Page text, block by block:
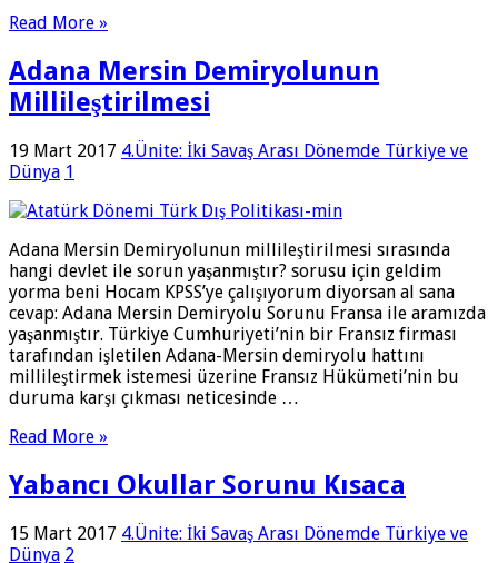
Read More »
Adana Mersin Demiryolunun
Millileştirilmesi
19 Mart 2017 4.Ünite: İki Savaş Arası Dönemde Türkiye ve
Dünya 1
Adana Mersin Demiryolunun millileştirilmesi sırasında
hangi devlet ile sorun yaşanmıştır? sorusu için geldim
yorma beni Hocam KPSS’ye çalışıyorum diyorsan al sana
cevap: Adana Mersin Demiryolu Sorunu Fransa ile aramızda
yaşanmıştır. Türkiye Cumhuriyeti’nin bir Fransız firması
tarafından işletilen Adana-Mersin demiryolu hattını
millileştirmek istemesi üzerine Fransız Hükümeti’nin bu
duruma karşı çıkması neticesinde …
Read More »
Yabancı Okullar Sorunu Kısaca
15 Mart 2017 4.Ünite: İki Savaş Arası Dönemde Türkiye ve
Dünya 2